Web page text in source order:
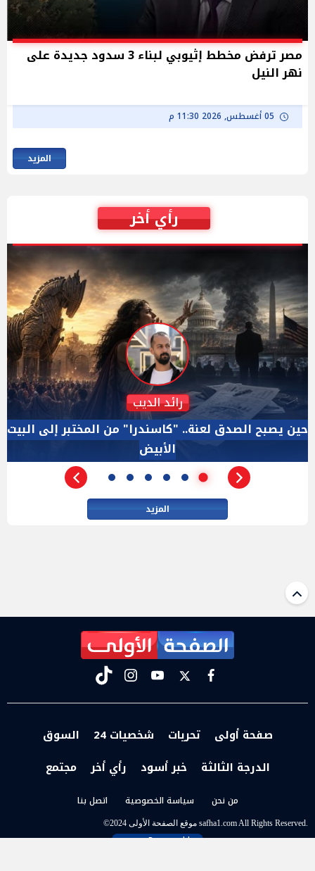
مصر ترفض مخطط إثيوبي لبناء 3 سدود جديدة على
نهر النيل
05 أغسطس, 2026 11:30 م
المزيد
رأي أخر
دكتور نزيه الحكيم
الإجازة البرلمانية ليست إجازة من الرقابة.. والسؤال ليس
الأداة الوحيده بعد فض الانعقاد
المزيد
facebook
twitter
youtube
instagram
tiktok
صفحة أولى تحريات شخصيات 24
السوق
الدرجة الثالثة
خبر أسود رأي أخر مجتمع
من نحن سياسة الخصوصية اتصل بنا
©2024 موقع الصفحة الأولى safha1.com All Rights Reserved.
Powered by